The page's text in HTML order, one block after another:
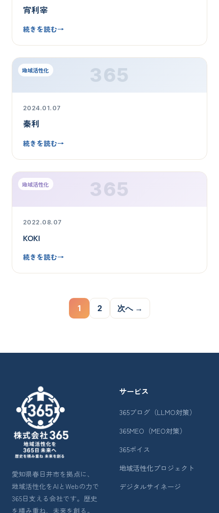
宵利宰
続きを読む→
地域活性化 365
2024.01.07
秦利
続きを読む→
地域活性化 365
2022.08.07
KOKI
続きを読む→
投稿のページ送り
1 2 次へ →
愛知県春日井市を拠点に、
地域活性化をAIとWebの力で
365日支える会社です。歴史
を積み重ね、未来を創る。
サービス
365ブログ（LLMO対策）
365MEO（MEO対策）
365ボイス
地域活性化プロジェクト
デジタルサイネージ